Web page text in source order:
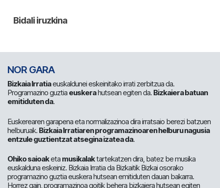
NOR GARA
Bizkaia Irratiaeuskaldunei eskeinitako irrati zerbitzua da.
Programazino guztia euskerahutsean egiten da. Bizkaiera batuan
emitiduten da.
Euskerearen garapena eta normalizazinoa dira irratsaio berezi batzuen
helburuak. Bizkaia Irratiaren programazinoaren helburu nagusia
entzule guztientzat atsegina izatea da.
Ohiko saioaketa musikalaktartekatzen dira, batez be musika
euskalduna eskeiniz. Bizkaia Irratia da Bizkaitik Bizkai osorako
programazino guztia euskera hutsean emitiduten dauan bakarra.
Horrez gain, programazinoa goitik behera bizkaiera hutsean egiten